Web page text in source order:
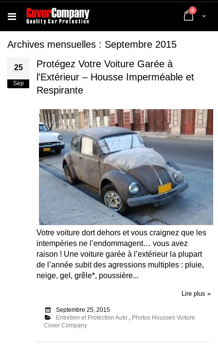
Cart
0 articles
Archives mensuelles : Septembre 2015
25
Sep
Protégez Votre Voiture Garée à
l'Extérieur – Housse Imperméable et
Respirante
Votre voiture dort dehors et vous craignez que les
intempéries ne l’endommagent… vous avez
raison ! Une voiture garée à l’extérieur la plupart
de l’année subit des agressions multiples : pluie,
neige, gel, grêle*, poussière...
Lire plus »
Septembre 25, 2015
Entretien et Protection Auto , Photos Housses Voiture
Cover Company